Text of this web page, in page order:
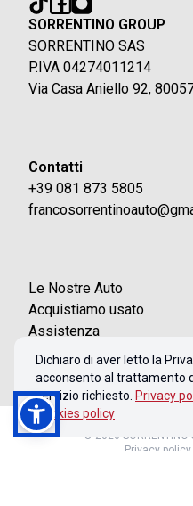
SORRENTINO GROUP
SORRENTINO SAS
P.IVA 04274011214
Via Casa Aniello 92,
Contatti
+39 081 873 5805
Le Nostre Auto
Acquistiamo usato
Assistenza
Contatti
Dichiaro di aver letto la
acconsento al trattamento
servizio richiesto. Privacy
Cookies policy
© 2026
Privacy